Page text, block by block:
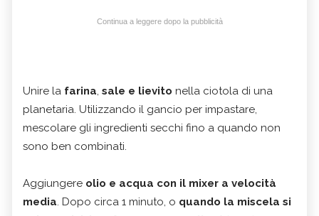
Continua a leggere dopo la pubblicità
Unire la farina, sale e lievito nella ciotola di una
planetaria. Utilizzando il gancio per impastare,
mescolare gli ingredienti secchi fino a quando non
sono ben combinati.
Aggiungere olio e acqua con il mixer a velocità
media. Dopo circa 1 minuto, o quando la miscela si